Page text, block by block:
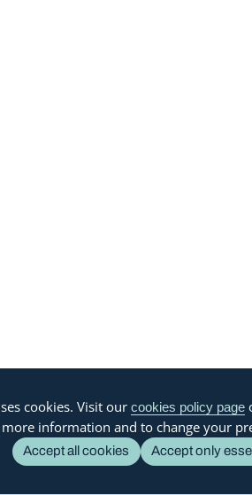
cookies. Visit our cookies policy page
information and to change your
Accept all cookies Accept only